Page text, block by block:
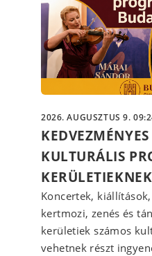
2026. AUGUSZTUS 9.
KULTURÁLIS
KERÜLETIEKNEK
Koncertek,
kertmozi, zenés és
kerületiek számos
vehetnek részt